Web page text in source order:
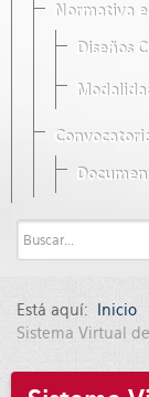
Normativa
Diseños
Está aquí: Inicio
Sistema Virtual